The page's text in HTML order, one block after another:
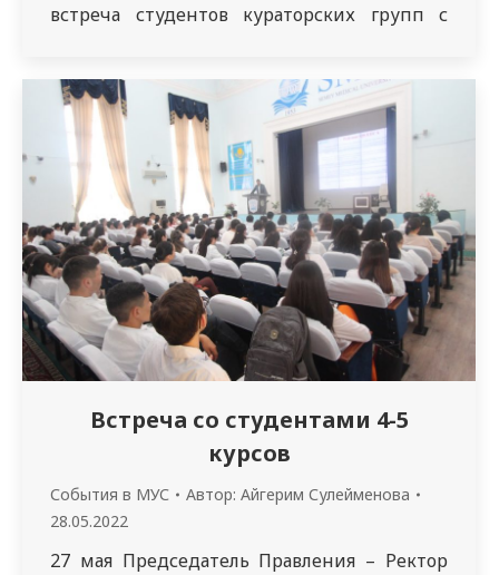
встреча студентов кураторских групп с
профессором, академиком РАЕ Салават
Оразовичем Тапбергеновым. Тапбергенов
Салават Оразович – многогранный человек,
уникальная личность, человек-легенда,
рожденный в день начала ВОВ…
Встреча со студентами 4-5
курсов
События в МУС Автор: Айгерим Сулейменова
28.05.2022
27 мая Председатель Правления – Ректор